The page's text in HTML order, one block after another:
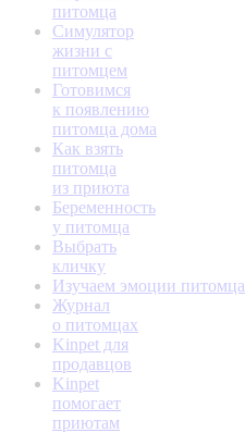
питомца
Симулятор
жизни с
питомцем
Готовимся
к появлению
питомца дома
Как взять
питомца
из приюта
Беременность
у питомца
Выбрать
кличку
Изучаем эмоции питомца
Журнал
о питомцах
Kinpet для
продавцов
Kinpet
помогает
приютам